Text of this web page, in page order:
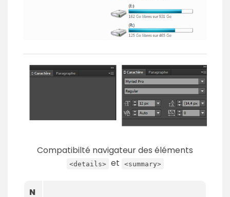
Compatibilté navigateur des éléments
<details> et <summary>
N